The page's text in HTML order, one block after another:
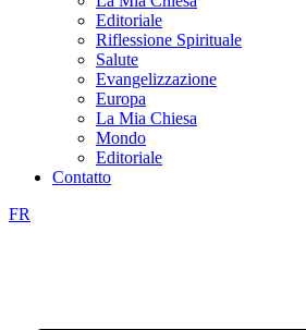
Editoriale
Riflessione Spirituale
Salute
Evangelizzazione
Europa
La Mia Chiesa
Mondo
Editoriale
Contatto
FR